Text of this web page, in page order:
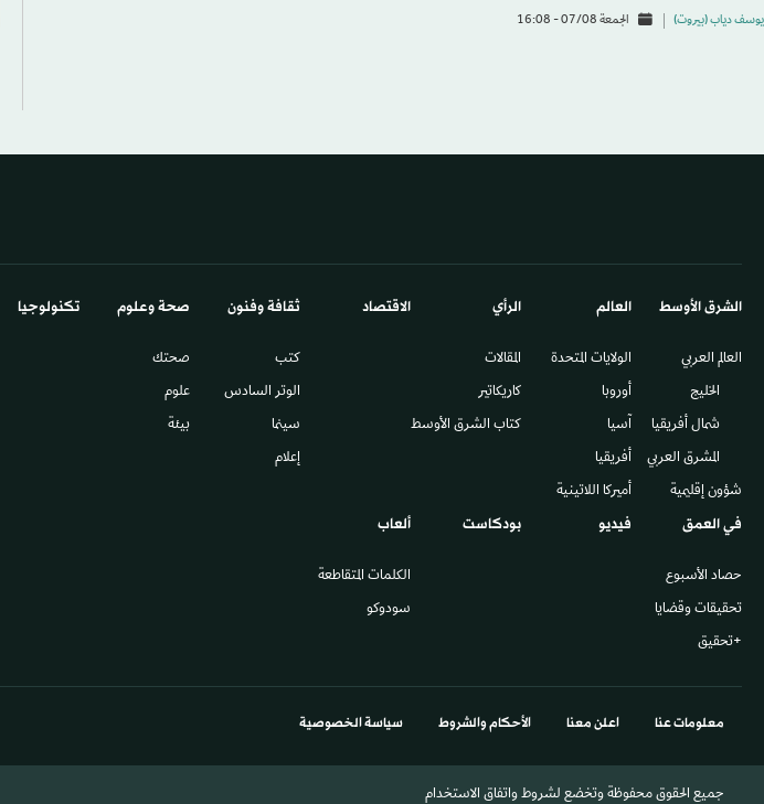
يوسف دياب (بيروت) الجمعة 07/08 - 16:08
الشرق الأوسط​
العالم العربي
الخليج
شمال أفريقيا
المشرق العربي
شؤون إقليمية
العالم
الولايات المتحدة
أوروبا
آسيا
أفريقيا
أميركا اللاتينية
الرأي
المقالات
كاريكاتير
كتاب الشرق الأوسط
الاقتصاد ثقافة وفنون
كتب
الوتر السادس​
سينما
إعلام
صحة وعلوم
صحتك
علوم
بيئة
تكنولوجيا
في العمق
حصاد الأسبوع
تحقيقات وقضايا
+تحقيق
فيديو بودكاست ألعاب
الكلمات المتقاطعة
سودوكو
معلومات عنا اعلن معنا الأحكام والشروط سياسة الخصوصية
جميع الحقوق محفوظة وتخضع لشروط واتفاق الاستخدام